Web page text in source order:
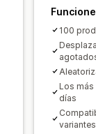
100
Los más
días